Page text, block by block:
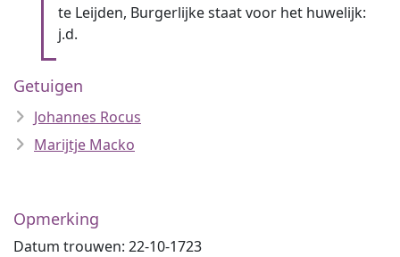
te Leijden, Burgerlijke staat voor het huwelijk:
j.d.
Getuigen
Johannes Rocus
Marijtje Macko
Opmerking
Datum trouwen: 22-10-1723